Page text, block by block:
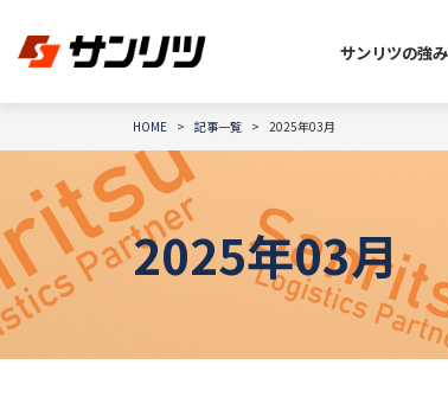
サンリツの強み
HOME 記事一覧 2025年03月
2025年03月